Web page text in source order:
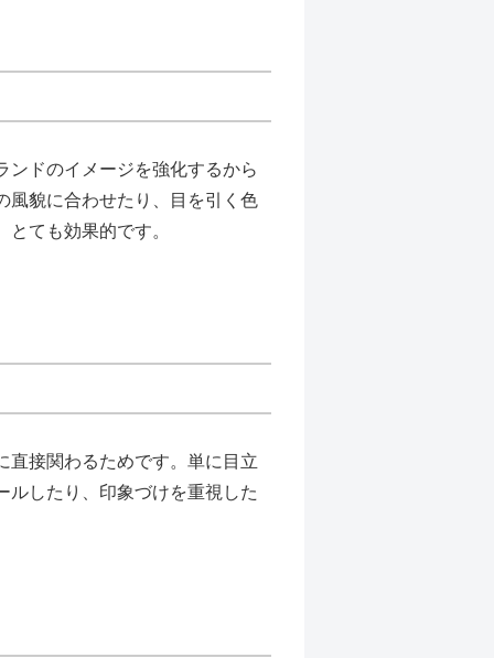
ンドのイメージを強化するから
風貌に合わせたり、目を引く色
ても効果的です。
直接関わるためです。単に目立
ルしたり、印象づけを重視した